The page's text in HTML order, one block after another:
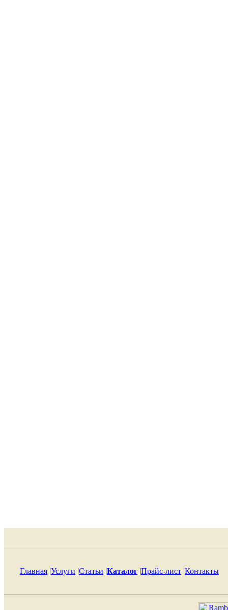
Главная |Услуги |Статьи |Каталог |Прайс-лист |Контакты